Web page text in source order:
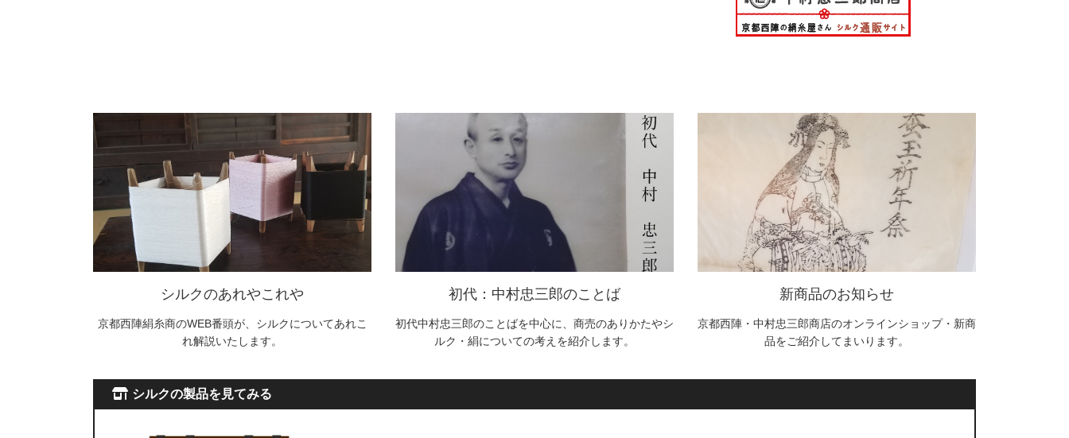
シルクのあれやこれや
京都西陣絹糸商のWEB番頭が、シルクについてあれこ
れ解説いたします。
初代：中村忠三郎のことば
初代中村忠三郎のことばを中心に、商売のありかたやシ
ルク・絹についての考えを紹介します。
新商品のお知らせ
京都西陣・中村忠三郎商店のオンラインショップ・新商
品をご紹介してまいります。
シルクの製品を見てみる